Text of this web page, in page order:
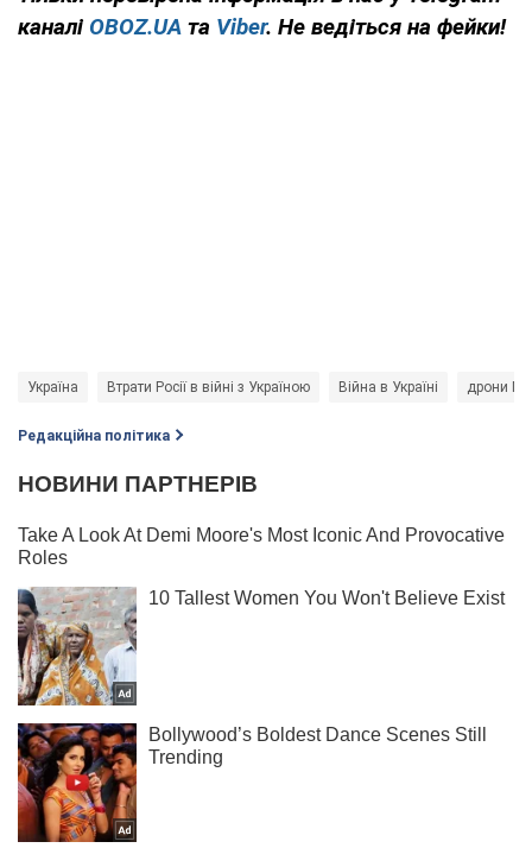
каналі OBOZ.UA та Viber. Не ведіться на фейки!
Україна Втрати Росії в війні з Україною Війна в Україні дрони
Редакційна політика